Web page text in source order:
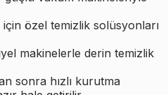
özel temizlik solüsyonları
makinelerle derin temizlik
sonra hızlı kurutma